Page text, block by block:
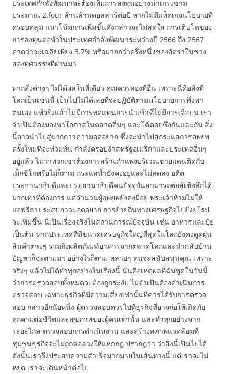
ประเทศกำลังพัฒนาจะต้องเพิ่มการลงทุนอย่างน่าเกรงขาม
ประมาณ 2.four ล้านล้านดอลลาร์ต่อปี หากไม่มีแพ็คเกจนโยบายที่
ครอบคลุม แนวโน้มการเพิ่มขึ้นดังกล่าวจะไม่สดใส การเติบโตของ
การลงทุนต่อหัวในประเทศกำลังพัฒนาระหว่างปี 2566 ถึง 2567
คาดว่าจะเฉลี่ยเพียง 3.7% หรือมากกว่าครึ่งหนึ่งของอัตราในช่วง
สองทศวรรษที่ผ่านมา
หากสิ่งต่างๆ ไม่ได้ผลในที่เดียว คุณควรลองที่อื่น เพราะนี่คือสิ่งที่
โลกเป็นเช่นนี้ เป็นไปไม่ได้เลยที่จะปฏิบัติตามนโยบายการพึ่งพา
ตนเอง แท้จริงแล้วไม่มีการทดแทนการนำเข้าที่ไม่มีการเจือปน เรา
จำเป็นต้องมองหาโอกาสในตลาดอื่นๆ และโต้ตอบซึ่งกันและกัน สิ่ง
นี้อาจนำไปสู่มากกว่าความอดอยาก ซึ่งจะนำไปสู่กระแสการอพยพ
ครั้งใหม่ที่จะท่วมท้น กำลังครอบงำสหรัฐอเมริกาและประเทศอื่นๆ
อยู่แล้ว ไม่ว่าพวกเขาต้องการสร้างกำแพงบริเวณชายแดนติดกับ
เม็กซิโกหรือไม่ก็ตาม กระแสน้ำยังคงอยู่และไม่ลดลง อดีต
ประธานาธิบดีและประธานาธิบดีคนปัจจุบันสามารถต่อสู้เชิงลึกได้
มากเท่าที่ต้องการ แต่จำนวนผู้อพยพยังคงมีอยู่ พระเจ้าห้ามไม่ให้
แอฟริกาประสบภาวะอดอยาก การย้ายถิ่นทางเศรษฐกิจไปยังยุโรป
จะเพิ่มขึ้น นี่เป็นเรื่องจริงในสถานการณ์ปัจจุบัน เช่น อาหารและปุ๋ย
เป็นต้น หากประเทศที่มีขนาดเศรษฐกิจใหญ่ที่สุดในโลกยังคงดูดฝุ่น
สินค้าต่างๆ รวมถึงผลิตภัณฑ์อาหารจากตลาดโลกและนำกลับบ้าน
ปัญหาก็จะตามมา อย่างไรก็ตาม หลายๆ คนจะสนับสนุนคุณ เพราะ
จริงๆ แล้วไม่ได้ทำทุกอย่างในเรื่องนี้ นั่นคือเหตุผลที่ฉันพูดในวันนี้
ว่าการตรวจสอบทั้งหมดจะต้องถูกระงับ ไม่จำเป็นต้องดำเนินการ
ตรวจสอบ เฉพาะธุรกิจที่มีความเสี่ยงเท่านั้นที่ควรได้รับการตรวจ
สอบ กล่าวอีกนัยหนึ่ง ผู้ตรวจสอบควรไปที่ธุรกิจที่อาจก่อให้เกิดภัย
คุกคามต่อชีวิตและสุขภาพของผู้คนเท่านั้น และทำทุกอย่างจาก
ระยะไกล ตรวจสอบการดำเนินงาน และสร้างสภาพแวดล้อมที่
ชุมชนธุรกิจจะไม่ถูกล่อลวงให้แหกกฎ ปรากฎว่า ว่าสิ่งนี้เป็นไปได้
ดังนั้นเราจึงประสบความสำเร็จมากมายในเส้นทางนี้ แต่เราจะไม่
หยุด เราจะเดินหน้าต่อไป